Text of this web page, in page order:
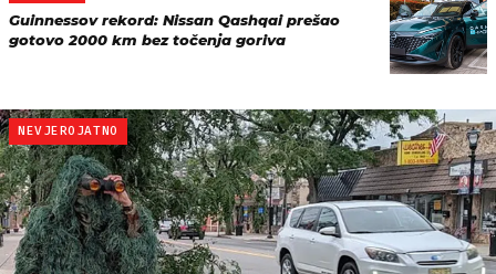
Guinnessov rekord: Nissan Qashqai prešao
gotovo 2000 km bez točenja goriva
NEVJEROJATNO